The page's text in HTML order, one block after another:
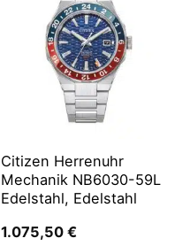
Citizen Herrenuhr
Mechanik NB6030-59L
Edelstahl, Edelstahl
1.075,50 €